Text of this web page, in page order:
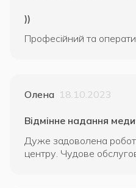
))
Професійний та
Олена 18.10.2023
Відмінне надання
Дуже задоволена
центру. Чудове